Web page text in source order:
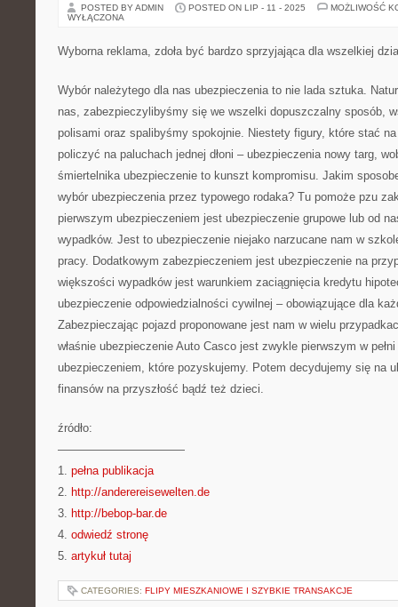
POSTED BY ADMIN POSTED ON LIP - 11 - 2025
MOŻLIWOŚĆ
WYŁĄCZONA
Wyborna reklama, zdoła być bardzo sprzyjająca dla wszelkiej
Wybór należytego dla nas ubezpieczenia to nie lada sztuka.
nas, zabezpieczylibyśmy się we wszelki dopuszczalny sposób,
polisami oraz spalibyśmy spokojnie. Niestety figury, które stać
policzyć na paluchach jednej dłoni – ubezpieczenia nowy targ,
śmiertelnika ubezpieczenie to kunszt kompromisu. Jakim
wybór ubezpieczenia przez typowego rodaka? Tu pomoże pzu
pierwszym ubezpieczeniem jest ubezpieczenie grupowe lub od
wypadków. Jest to ubezpieczenie niejako narzucane nam w
pracy. Dodatkowym zabezpieczeniem jest ubezpieczenie na
większości wypadków jest warunkiem zaciągnięcia kredytu
ubezpieczenie odpowiedzialności cywilnej – obowiązujące dla
Zabezpieczając pojazd proponowane jest nam w wielu
właśnie ubezpieczenie Auto Casco jest zwykle pierwszym w
ubezpieczeniem, które pozyskujemy. Potem decydujemy się na
finansów na przyszłość bądź też dzieci.
źródło:
———————————
1. pełna publikacja
2. http://anderereisewelten.de
3. http://bebop-bar.de
4. odwiedź stronę
5. artykuł tutaj
CATEGORIES: FLIPY MIESZKANIOWE I SZYBKIE TRANSAKCJE